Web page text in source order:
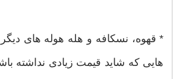
* قهوه، نسکافه و هله هوله های
هایی که شاید قیمت زیادی نداشته